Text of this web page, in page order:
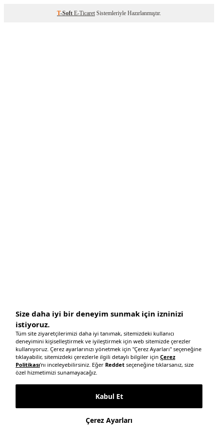
T-Soft E-Ticaret Sistemleriyle Hazırlanmıştır.